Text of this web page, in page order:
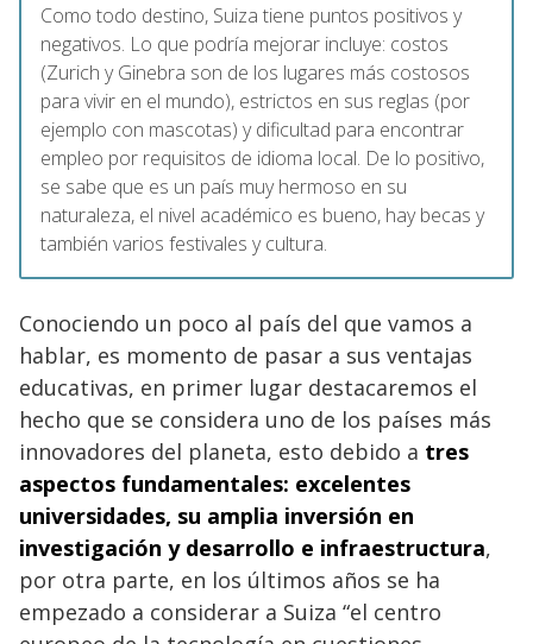
Como todo destino, Suiza tiene puntos positivos y
negativos. Lo que podría mejorar incluye: costos
(Zurich y Ginebra son de los lugares más costosos
para vivir en el mundo), estrictos en sus reglas (por
ejemplo con mascotas) y dificultad para encontrar
empleo por requisitos de idioma local. De lo positivo,
se sabe que es un país muy hermoso en su
naturaleza, el nivel académico es bueno, hay becas y
también varios festivales y cultura.
Conociendo un poco al país del que vamos a
hablar, es momento de pasar a sus ventajas
educativas, en primer lugar destacaremos el
hecho que se considera uno de los países más
innovadores del planeta, esto debido a tres
aspectos fundamentales: excelentes
universidades, su amplia inversión en
investigación y desarrollo e infraestructura,
por otra parte, en los últimos años se ha
empezado a considerar a Suiza “el centro